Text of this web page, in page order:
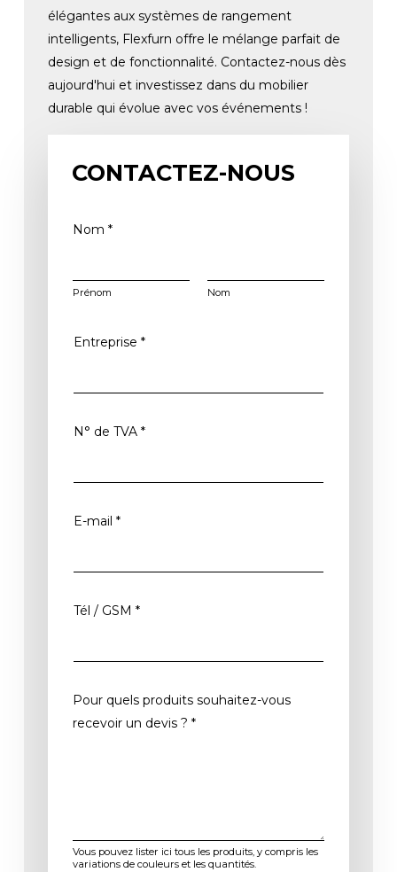
élégantes aux systèmes de rangement
intelligents, Flexfurn offre le mélange parfait de
design et de fonctionnalité. Contactez-nous dès
aujourd'hui et investissez dans du mobilier
durable qui évolue avec vos événements !
CONTACTEZ-NOUS
*
n
Nom *
Prénom Nom
Entreprise *
N° de TVA *
E-mail *
Tél / GSM *
Pour quels produits souhaitez-vous
recevoir un devis ? *
Vous pouvez lister ici tous les produits, y compris les
variations de couleurs et les quantités.